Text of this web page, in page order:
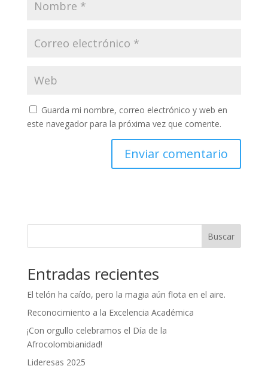
Guarda mi nombre, correo electrónico y web en
este navegador para la próxima vez que comente.
Buscar
Entradas recientes
El telón ha caído, pero la magia aún flota en el aire.
Reconocimiento a la Excelencia Académica
¡Con orgullo celebramos el Día de la
Afrocolombianidad!
Lideresas 2025